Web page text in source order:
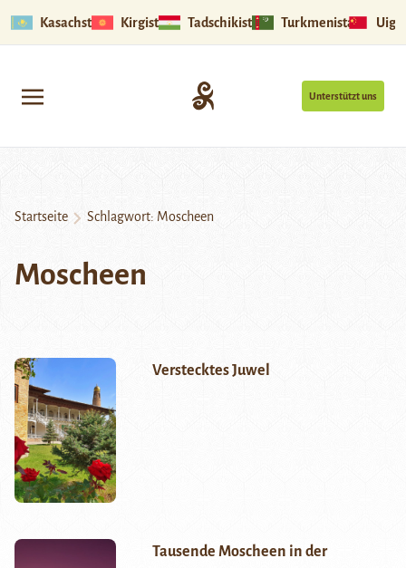
Kasachstan Kirgistan Tadschikistan Turkmenistan
Unterstützt uns
Startseite Schlagwort: Moscheen
Moscheen
Verstecktes Juwel
Tausende Moscheen in der